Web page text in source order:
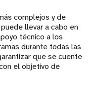
complejos y de
llevar a cabo en
técnico a los
durante todas las
que se cuente
el objetivo de